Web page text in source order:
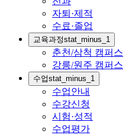
자퇴·제적
수료·졸업
교육과정stat_minus_1
춘천/삼척 캠퍼스
강릉/원주 캠퍼스
수업stat_minus_1
수업안내
수강신청
시험·성적
수업평가